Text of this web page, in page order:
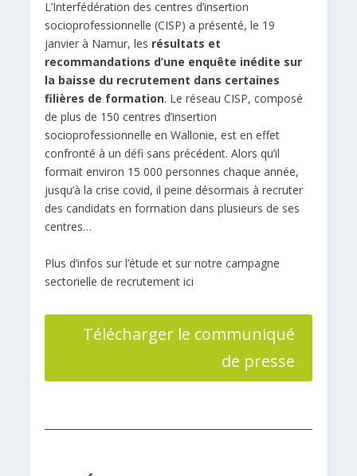
L’Interfédération des centres d’insertion
socioprofessionnelle (CISP) a présenté, le 19
janvier à Namur, les résultats et
recommandations d’une enquête inédite sur
la baisse du recrutement dans certaines
filières de formation. Le réseau CISP, composé
de plus de 150 centres d’insertion
socioprofessionnelle en Wallonie, est en effet
confronté à un défi sans précédent. Alors qu’il
formait environ 15 000 personnes chaque année,
jusqu’à la crise covid, il peine désormais à recruter
des candidats en formation dans plusieurs de ses
centres…
Plus d’infos sur l’étude et sur notre campagne
sectorielle de recrutement ici
Télécharger le communiqué
de presse